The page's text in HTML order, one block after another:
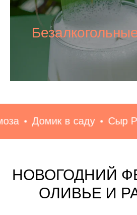
в саду Сыр Раклет
НОВОГОДНИЙ
ОЛИВЬЕ И